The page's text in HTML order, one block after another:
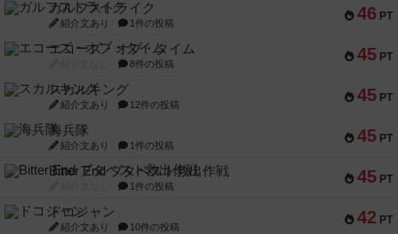
46 PT
ガルフストライク
紹介文あり 1件の投稿
45 PT
エコーズ・オブ・タイム
8件の投稿
45 PT
スカルキング
紹介文あり 12件の投稿
45 PT
海兵隊
紹介文あり 1件の投稿
45 PT
Bitter End ブタペスト救出作戦
1件の投稿
42 PT
ドコジャン
紹介文あり 10件の投稿